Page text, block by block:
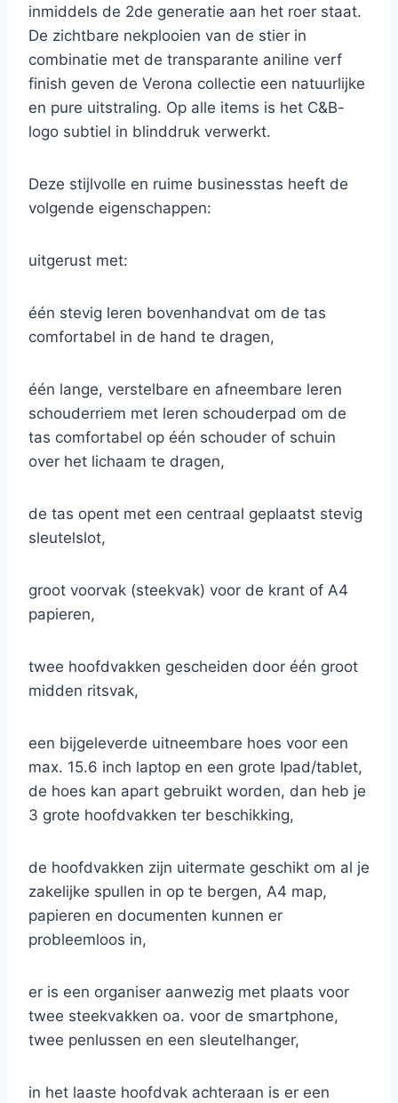
inmiddels de 2de generatie aan het roer staat.
De zichtbare nekplooien van de stier in
combinatie met de transparante aniline verf
finish geven de Verona collectie een natuurlijke
en pure uitstraling. Op alle items is het C&B-
logo subtiel in blinddruk verwerkt.
Deze stijlvolle en ruime businesstas heeft de
volgende eigenschappen:
uitgerust met:
één stevig leren bovenhandvat om de tas
comfortabel in de hand te dragen,
één lange, verstelbare en afneembare leren
schouderriem met leren schouderpad om de
tas comfortabel op één schouder of schuin
over het lichaam te dragen,
de tas opent met een centraal geplaatst stevig
sleutelslot,
groot voorvak (steekvak) voor de krant of A4
papieren,
twee hoofdvakken gescheiden door één groot
midden ritsvak,
een bijgeleverde uitneembare hoes voor een
max. 15.6 inch laptop en een grote Ipad/tablet,
de hoes kan apart gebruikt worden, dan heb je
3 grote hoofdvakken ter beschikking,
de hoofdvakken zijn uitermate geschikt om al je
zakelijke spullen in op te bergen, A4 map,
papieren en documenten kunnen er
probleemloos in,
er is een organiser aanwezig met plaats voor
twee steekvakken oa. voor de smartphone,
twee penlussen en een sleutelhanger,
in het laaste hoofdvak achteraan is er een